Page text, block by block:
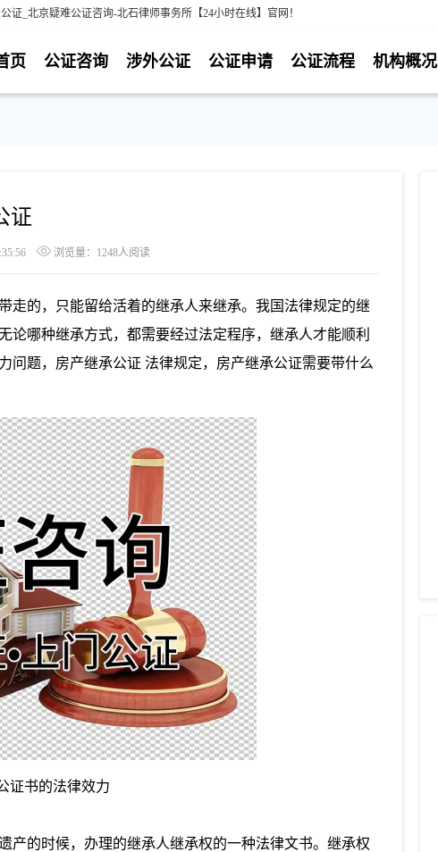
_北京疑难公证咨询-北石律师事务所【24小时在线】官网！
机构概况
公证流程
公证申请
涉外公证
公证咨询
页
证
浏览量：1248人阅读
走的，只能留给活着的继承人来继承。我国法律规定的继
哪种继承方式，都需要经过法定程序，继承人才能顺利
问题，房产继承公证 法律规定， 房产继承公证需要带什么
证书的法律效力
产的时候，办理的继承人继承权的一种法律文书。继承权